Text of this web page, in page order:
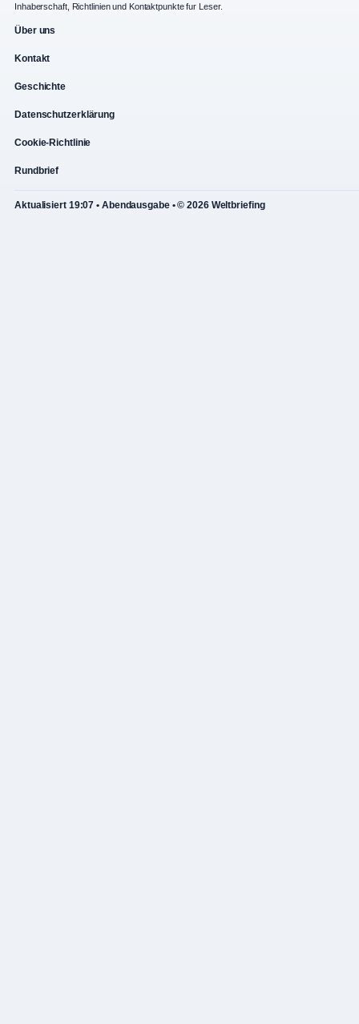
Inhaberschaft, Richtlinien und Kontaktpunkte fur Leser.
Über uns
Kontakt
Geschichte
Datenschutzerklärung
Cookie-Richtlinie
Rundbrief
Aktualisiert 19:07 • Abendausgabe • © 2026 Weltbriefing